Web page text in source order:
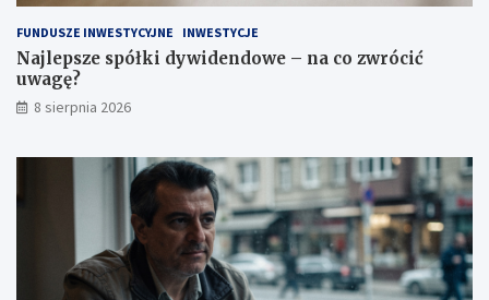
w
a
g
ę
?
FUNDUSZE INWESTYCYJNE INWESTYCJE
Najlepsze spółki dywidendowe – na co zwrócić
uwagę?
8 sierpnia 2026